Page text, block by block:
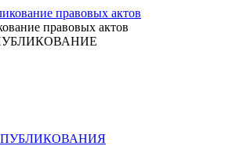
правовых актов